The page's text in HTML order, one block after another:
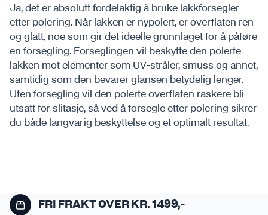
Ja, det er absolutt fordelaktig å bruke lakkforsegler
etter polering. Når lakken er nypolert, er overflaten ren
og glatt, noe som gir det ideelle grunnlaget for å påføre
en forsegling. Forseglingen vil beskytte den polerte
lakken mot elementer som UV-stråler, smuss og annet,
samtidig som den bevarer glansen betydelig lenger.
Uten forsegling vil den polerte overflaten raskere bli
utsatt for slitasje, så ved å forsegle etter polering sikrer
du både langvarig beskyttelse og et optimalt resultat.
FRI FRAKT OVER KR. 1499,-